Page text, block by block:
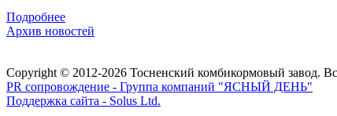
Подробнее
Архив новостей
Copyright © 2012-2026 Тосненский комбикормовый завод.
PR сопровождение - Группа компаний "ЯСНЫЙ ДЕНЬ"
Поддержка сайта - Solus Ltd.